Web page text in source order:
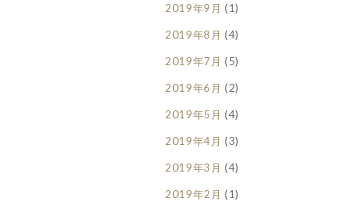
2019年9月 (1)
2019年8月 (4)
2019年7月 (5)
2019年6月 (2)
2019年5月 (4)
2019年4月 (3)
2019年3月 (4)
2019年2月 (1)